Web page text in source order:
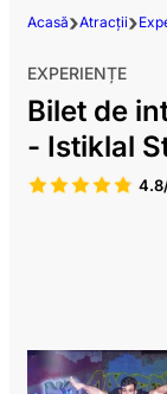
Acasă Atracții
EXPERIENȚE
Bilet de
- Istiklal